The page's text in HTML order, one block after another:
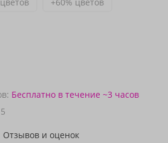
Бесплатно в течение ~3 часов
Отзывов и оценок